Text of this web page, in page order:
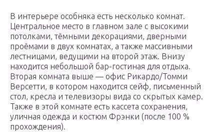
В интерьере особняка есть несколько комнат.
Центральное место в главном зале с высокими
потолками, тёмными декорациями, дверными
проёмами в двух комнатах, а также массивными
лестницами, ведущими на второй этаж. Внизу
находится небольшой бар-гостиная для отдыха.
Вторая комната выше — офис Рикардо/Томми
Версетти, в котором находится сейф, письменный
стол, кресла и телевизоры вида со скрытых камер.
Также в этой комнате есть кассета сохранения,
уличная одежда и костюм Фрэнки (после 100 %
прохождения).